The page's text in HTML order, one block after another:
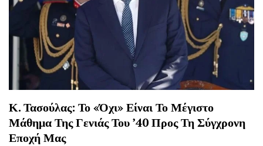
Κ. Τασούλας: Το «Όχι» Είναι Το Μέγιστο
Μάθημα Της Γενιάς Του ’40 Προς Τη Σύγχρονη
Εποχή Μας